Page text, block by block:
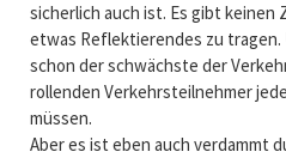
sicherlich auch ist. Es gibt keinen
etwas Reflektierendes zu tragen.
schon der schwächste der
rollenden Verkehrsteilnehmer
müssen.
Aber es ist eben auch verdammt